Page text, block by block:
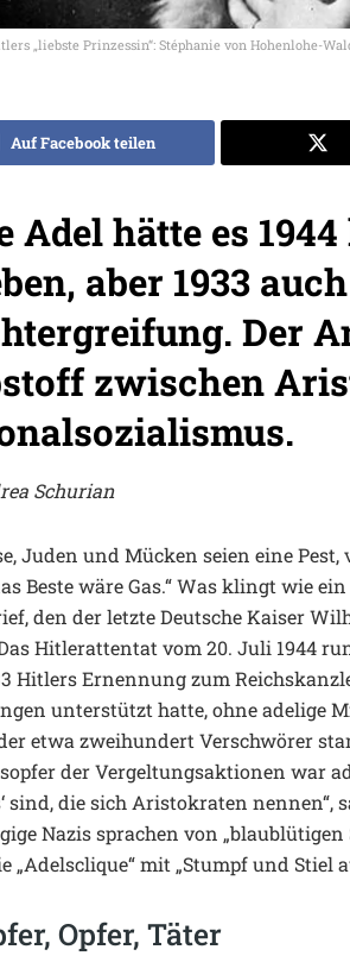
„liebste Prinzessin“: Stéphanie von Hohenlohe-
Auf Facebook teilen
Adel hätte es
aber 1933
Der
zwischen
Schurian
Juden und Mücken seien eine
Beste wäre Gas.“ Was klingt wie
den der letzte Deutsche Kaiser
Hitlerattentat vom 20. Juli 1944
Hitlers Ernennung zum
unterstützt hatte, ohne adelige
etwa zweihundert Verschwörer
der Vergeltungsaktionen war
sind, die sich Aristokraten
Nazis sprachen von
„Adelsclique“ mit „Stumpf und Stiel
Opfer, Täter